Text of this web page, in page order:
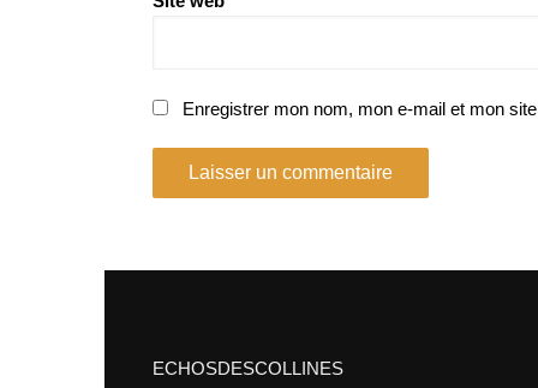
Enregistrer mon nom, mon e-mail et mon
ECHOSDESCOLLINES